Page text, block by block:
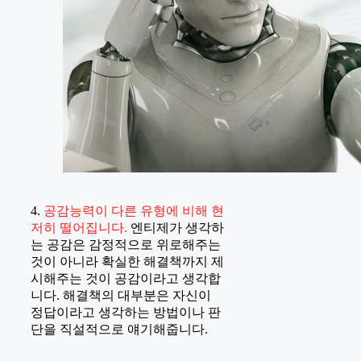
4. 공감능력이 다른 유형에 비해 현
저히 떨어집니다. 엔티제가 생각하
는 공감은 감정적으로 위로해주는
것이 아니라 확실한 해결책까지 제
시해주는 것이 공감이라고 생각합
니다. 해결책의 대부분은 자신이
정답이라고 생각하는 방법이나 판
단을 직설적으로 얘기해줍니다.